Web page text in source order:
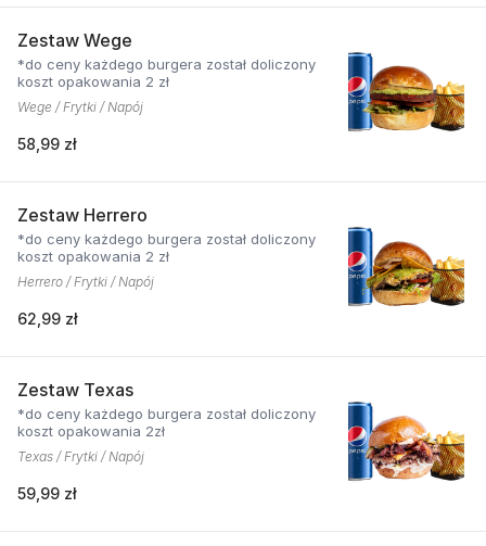
Zestaw Wege
*do ceny każdego burgera został doliczony
koszt opakowania 2 zł
Wege / Frytki / Napój
58,99 zł
Zestaw Herrero
*do ceny każdego burgera został doliczony
koszt opakowania 2 zł
Herrero / Frytki / Napój
62,99 zł
Zestaw Texas
*do ceny każdego burgera został doliczony
koszt opakowania 2zł
Texas / Frytki / Napój
59,99 zł